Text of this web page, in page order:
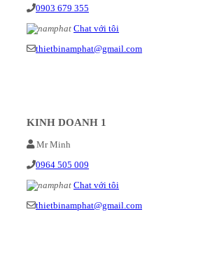
0903 679 355
Chat với tôi
thietbinamphat@gmail.com
KINH DOANH 1
Mr Minh
0964 505 009
Chat với tôi
thietbinamphat@gmail.com